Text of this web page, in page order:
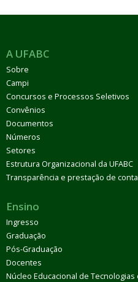
A UFABC
Sobre
Campi
Concursos e Processos Seletivos
Convênios
Documentos
Números
Setores
Estrutura Organizacional da UFABC
Transparência e prestação de
Ensino
Ingresso
Graduação
Pós-Graduação
Docentes
Núcleo Educacional de Tecnologias